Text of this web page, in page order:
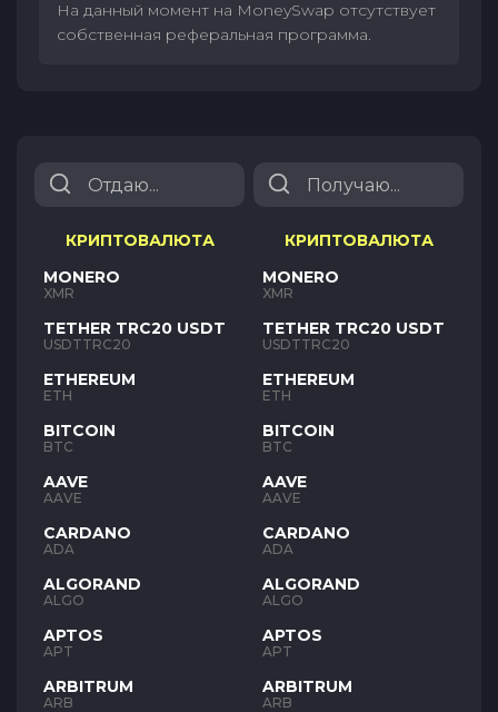
На данный момент на MoneySwap отсутствует
собственная реферальная программа.
КРИПТОВАЛЮТА
MONERO
XMR
TETHER TRC20 USDT
USDTTRC20
ETHEREUM
ETH
BITCOIN
BTC
AAVE
AAVE
CARDANO
ADA
ALGORAND
ALGO
APTOS
APT
ARBITRUM
ARB
КРИПТОВАЛЮТА
MONERO
XMR
TETHER TRC20 USDT
USDTTRC20
ETHEREUM
ETH
BITCOIN
BTC
AAVE
AAVE
CARDANO
ADA
ALGORAND
ALGO
APTOS
APT
ARBITRUM
ARB